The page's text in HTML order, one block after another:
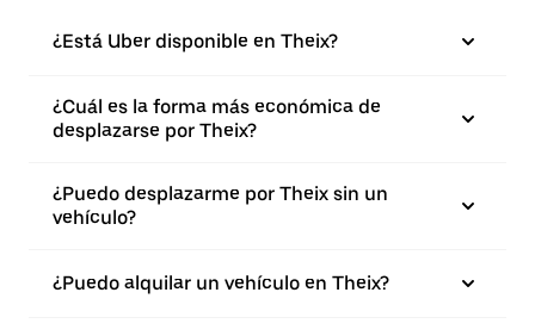
¿Está Uber disponible en Theix?
¿Cuál es la forma más económica de
desplazarse por Theix?
¿Puedo desplazarme por Theix sin un
vehículo?
¿Puedo alquilar un vehículo en Theix?